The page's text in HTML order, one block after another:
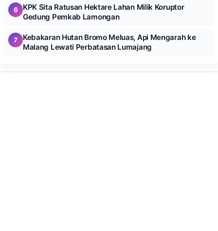
6
KPK Sita Ratusan Hektare Lahan Milik Koruptor
Gedung Pemkab Lamongan
7
Kebakaran Hutan Bromo Meluas, Api Mengarah ke
Malang Lewati Perbatasan Lumajang